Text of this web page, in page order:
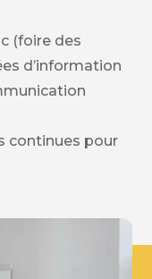
(foire des
d’information
continues pour